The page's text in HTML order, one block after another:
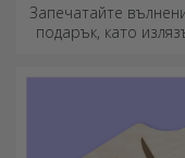
Запечатайте
подарък, като
който ги получи
подарък.